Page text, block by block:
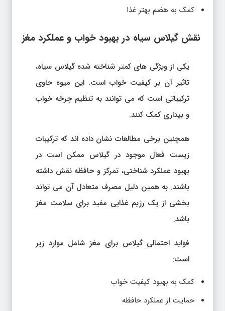
کمک به هضم بهتر غذا
نقش گیلاس سیاه در بهبود خواب و عملکرد مغز
یکی از ویژگی های کمتر شناخته شده گیلاس سیاه،
تاثیر آن بر کیفیت خواب است. این میوه حاوی
ترکیباتی است که می توانند به تنظیم چرخه خواب
و بیداری کمک کنند.
همچنین برخی مطالعات نشان داده اند که ترکیبات
زیست فعال موجود در گیلاس ممکن است در
بهبود عملکرد شناختی، تمرکز و حافظه نقش داشته
باشند. به همین دلیل مصرف متعادل آن می تواند
بخشی از یک رژیم غذایی مفید برای سلامت مغز
باشد.
فواید احتمالی گیلاس برای مغز شامل موارد زیر
است:
کمک به بهبود کیفیت خواب
حمایت از عملکرد حافظه